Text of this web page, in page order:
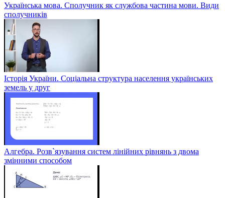
Українська мова. Сполучник як службова частина мови. Види
сполучників
Історія України. Соціальна структура населення українських
земель у друг
Алгебра. Розв`язування систем лінійних рівнянь з двома
змінними способом